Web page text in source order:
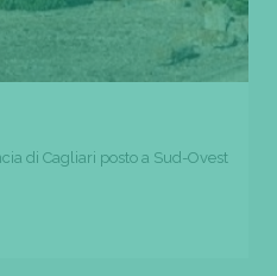
di Cagliari posto a Sud-Ovest